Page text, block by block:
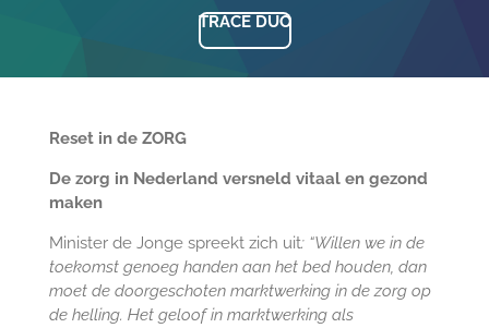
TRACÉ DUO
Reset in de ZORG
De zorg in Nederland versneld vitaal en gezond
maken
Minister de Jonge spreekt zich uit: “Willen we in de
toekomst genoeg handen aan het bed houden, dan
moet de doorgeschoten marktwerking in de zorg op
de helling. Het geloof in marktwerking als